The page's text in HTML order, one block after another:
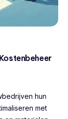
hun
met